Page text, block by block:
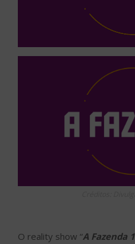
O reality show “A Fazenda